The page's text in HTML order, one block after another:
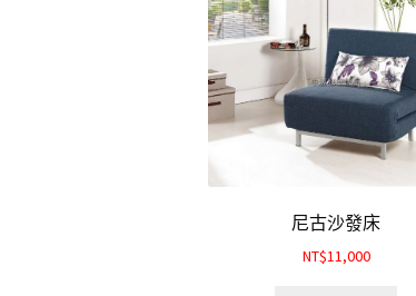
尼古沙發床
NT$11,000